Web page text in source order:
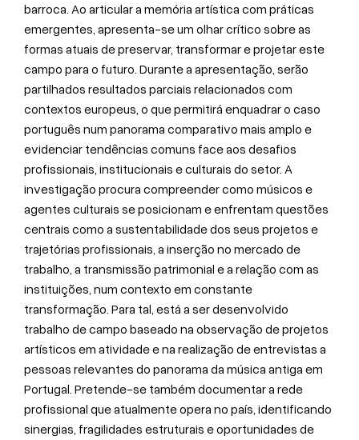
barroca. Ao articular a memória artística com práticas
emergentes, apresenta-se um olhar crítico sobre as
formas atuais de preservar, transformar e projetar este
campo para o futuro. Durante a apresentação, serão
partilhados resultados parciais relacionados com
contextos europeus, o que permitirá enquadrar o caso
português num panorama comparativo mais amplo e
evidenciar tendências comuns face aos desafios
profissionais, institucionais e culturais do setor. A
investigação procura compreender como músicos e
agentes culturais se posicionam e enfrentam questões
centrais como a sustentabilidade dos seus projetos e
trajetórias profissionais, a inserção no mercado de
trabalho, a transmissão patrimonial e a relação com as
instituições, num contexto em constante
transformação. Para tal, está a ser desenvolvido
trabalho de campo baseado na observação de projetos
artísticos em atividade e na realização de entrevistas a
pessoas relevantes do panorama da música antiga em
Portugal. Pretende-se também documentar a rede
profissional que atualmente opera no país, identificando
sinergias, fragilidades estruturais e oportunidades de